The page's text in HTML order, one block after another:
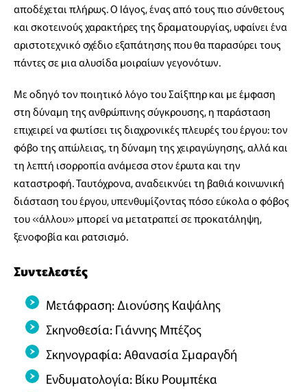
αποδέχεται πλήρως. Ο Ιάγος, ένας από τους πιο σύνθετους
και σκοτεινούς χαρακτήρες της δραματουργίας, υφαίνει ένα
αριστοτεχνικό σχέδιο εξαπάτησης που θα παρασύρει τους
πάντες σε μια αλυσίδα μοιραίων γεγονότων.
Με οδηγό τον ποιητικό λόγο του Σαίξπηρ και με έμφαση
στη δύναμη της ανθρώπινης σύγκρουσης, η παράσταση
επιχειρεί να φωτίσει τις διαχρονικές πλευρές του έργου: τον
φόβο της απώλειας, τη δύναμη της χειραγώγησης, αλλά και
τη λεπτή ισορροπία ανάμεσα στον έρωτα και την
καταστροφή. Ταυτόχρονα, αναδεικνύει τη βαθιά κοινωνική
διάσταση του έργου, υπενθυμίζοντας πόσο εύκολα ο φόβος
του «άλλου» μπορεί να μετατραπεί σε προκατάληψη,
ξενοφοβία και ρατσισμό.
Συντελεστές
Μετάφραση: Διονύσης Καψάλης
Σκηνοθεσία: Γιάννης Μπέζος
Σκηνογραφία: Αθανασία Σμαραγδή
Ενδυματολογία: Βίκυ Ρουμπέκα